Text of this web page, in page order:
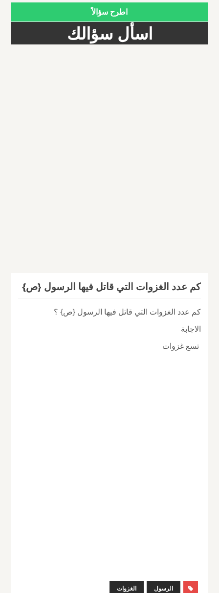
اطرح سؤالاً
اسأل سؤالك
كم عدد الغزوات التي قاتل فيها الرسول {ص}
كم عدد الغزوات التي قاتل فيها الرسول {ص} ؟
الاجابة
تسع غزوات
الرسول الغزوات